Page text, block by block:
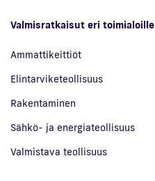
Valmisratkaisut eri toimialoille
Ammattikeittiöt
Elintarviketeollisuus
Rakentaminen
Sähkö- ja energiateollisuus
Valmistava teollisuus